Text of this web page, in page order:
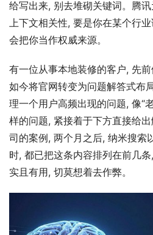
给写出来, 别去堆砌关键词。腾
上下文相关性, 要是你在某个行
会把你当作权威来源。
有一位从事本地装修的客户, 先
如今将官网转变为问题解答式布
理一个用户高频出现的问题, 像“
样的问题, 紧接着于下方直接给
司的案例, 两个月之后, 纳米搜索
时, 都已把这条内容排列在前几
实且有用, 切莫想着去作弊。